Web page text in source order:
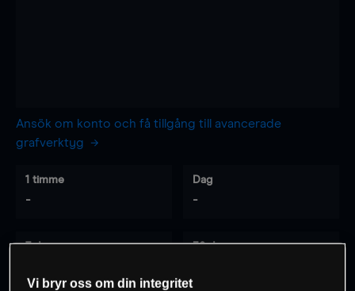
Ansök om konto och få tillgång till avancerade
grafverktyg
1 timme
-
Dag
-
7 dagar 30 dagar
Vi bryr oss om din integritet